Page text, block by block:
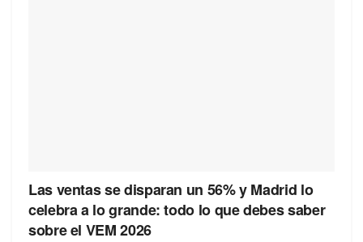
Las ventas se disparan un 56% y Madrid lo
celebra a lo grande: todo lo que debes saber
sobre el VEM 2026